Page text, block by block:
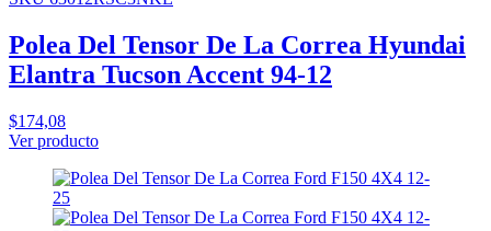
Polea Del Tensor De La Correa Hyundai
Elantra Tucson Accent 94-12
$174,08
Ver producto